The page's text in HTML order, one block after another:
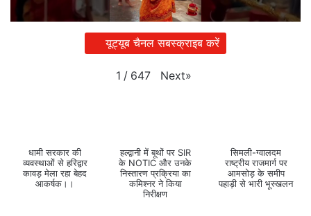
यूट्यूब चैनल सबस्क्राइब करें
1 / 647 Next»
धामी सरकार की
व्यवस्थाओं से हरिद्वार
कावड़ मेला रहा बेहद
आकर्षक।।
हल्द्वानी में बूथों पर SIR
के NOTIC और उनके
निस्तारण प्रक्रिया का
कमिश्नर ने किया
निरीक्षण
सिमली-ग्वालदम
राष्ट्रीय राजमार्ग पर
आमसोड़ के समीप
पहाड़ी से भारी भूस्खलन